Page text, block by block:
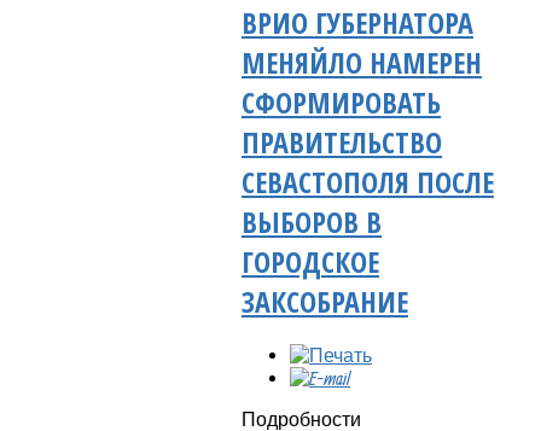
ВРИО ГУБЕРНАТОРА
МЕНЯЙЛО НАМЕРЕН
СФОРМИРОВАТЬ
ПРАВИТЕЛЬСТВО
СЕВАСТОПОЛЯ ПОСЛЕ
ВЫБОРОВ В
ГОРОДСКОЕ
ЗАКСОБРАНИЕ
Подробности